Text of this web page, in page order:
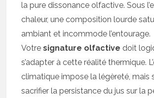
la pure dissonance olfactive. Sous
chaleur, une composition lourde
ambiant et incommode l’entourage.
Votresignature olfactive doit
s’adapter à cette réalité thermique.
climatique impose la légèreté, mais
sacrifier la persistance du jus sur la